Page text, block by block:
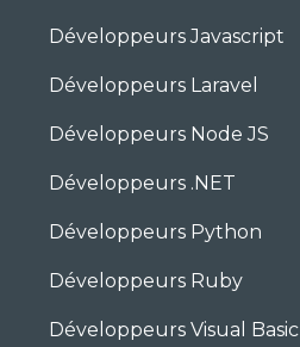
Développeurs Javascript
Développeurs Laravel
Développeurs Node JS
Développeurs .NET
Développeurs Python
Développeurs Ruby
Développeurs Visual Basic